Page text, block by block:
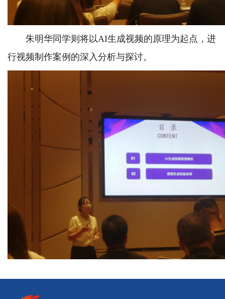
朱明华同学则将以AI生成视频的原理为起点，进
行视频制作案例的深入分析与探讨。